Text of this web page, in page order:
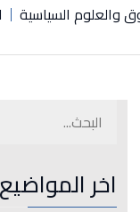
السياسية
اخر المواضيع